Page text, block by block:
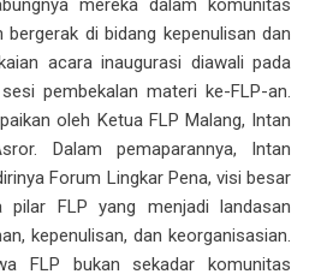
di bidang kepenulisan dan
acara inaugurasi diawali pada
pembekalan materi ke-FLP-an.
oleh Ketua FLP Malang, Intan
Dalam pemaparannya, Intan
Forum Lingkar Pena, visi besar
pilar FLP yang menjadi landasan
kepenulisan, dan keorganisasian.
FLP bukan sekadar komunitas